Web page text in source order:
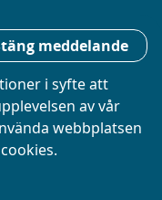
meddelande
i syfte att
av vår
webbplatsen